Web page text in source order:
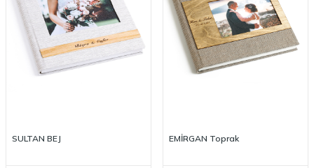
SULTAN BEJ EMİRGAN Toprak